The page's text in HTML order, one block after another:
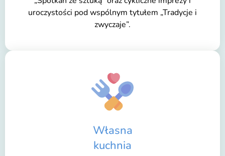
uroczystości pod wspólnym tytułem „Tradycje i
zwyczaje”.
Własna
kuchnia